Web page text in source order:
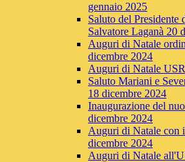
gennaio 2025
Saluto del Presidente
Salvatore Laganà 20
Auguri di Natale
dicembre 2024
Auguri di Natale
Saluto Mariani e
18 dicembre 2024
Inaugurazione del
dicembre 2024
Auguri di Natale con
dicembre 2024
Auguri di Natale